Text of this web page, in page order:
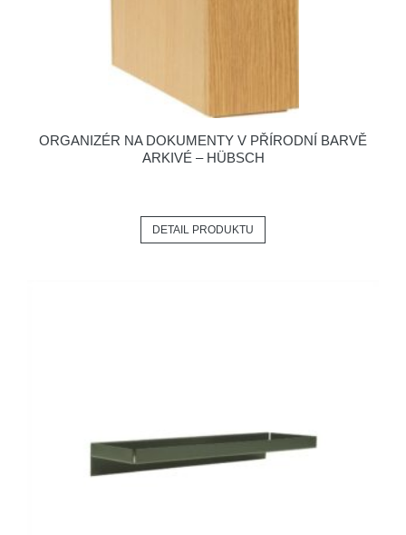
ORGANIZÉR NA DOKUMENTY V PŘÍRODNÍ BARVĚ
ARKIVÉ – HÜBSCH
DETAIL PRODUKTU